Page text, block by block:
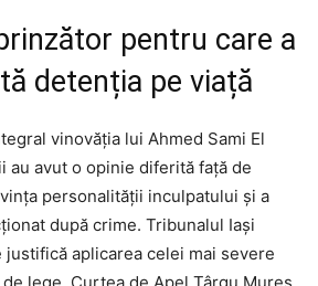
pentru care a
detenția pe viață
vinovăția lui Ahmed Sami El
au avut o opinie diferită față de
personalității inculpatului și a
după crime. Tribunalul Iași
justifică aplicarea celei mai severe